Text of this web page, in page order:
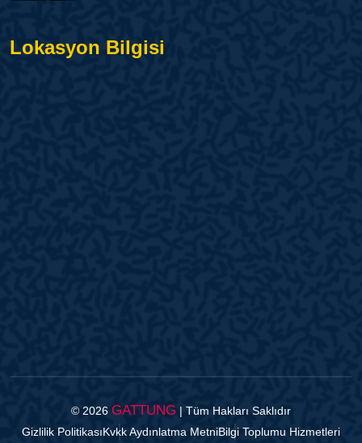
Lokasyon Bilgisi
© 2026 GATTUNG | Tüm Hakları Saklıdır
Gizlilik PolitikasıKvkk Aydınlatma MetniBilgi Toplumu Hizmetleri